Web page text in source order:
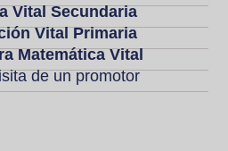
Vital Secundaria
Vital Primaria
Matemática Vital
de un promotor